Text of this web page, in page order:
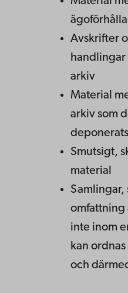
Avskrifter
handlingar
arkiv
Material
arkiv som
Smutsigt,
material
Samlingar,
omfattning
inte inom
kan
och